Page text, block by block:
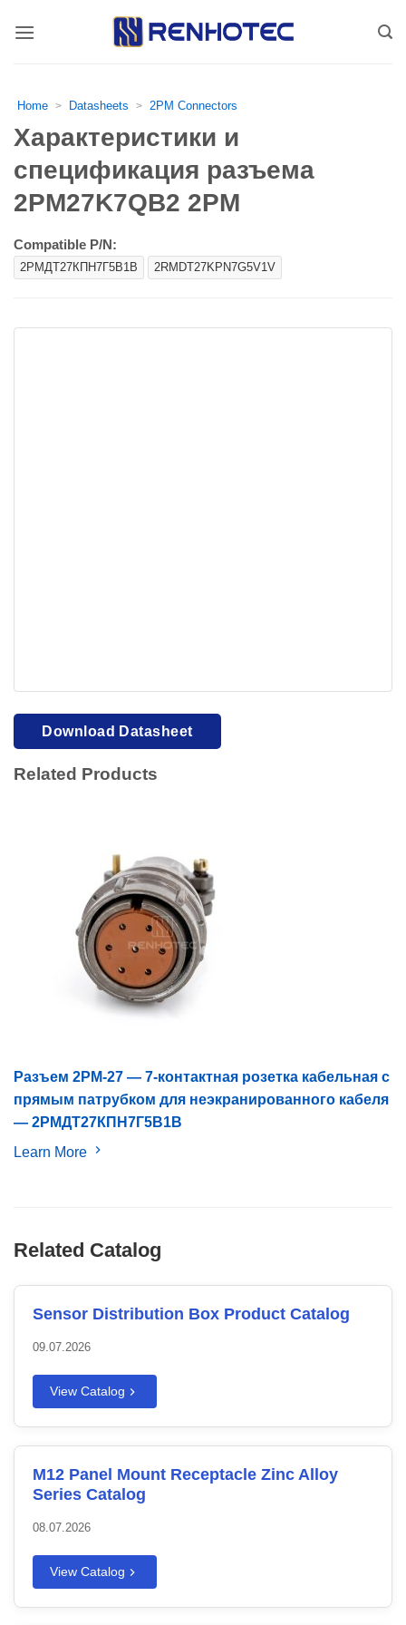
Home > Datasheets > 2PM Connectors
Характеристики и
спецификация разъема
2PM27K7QB2 2PM
Compatible P/N:
2РМДТ27КПН7Г5В1В 2RMDT27KPN7G5V1V
view.Download PDF
Download Datasheet
Related Products
Разъем 2PM-27 — 7-контактная розетка кабельная с
прямым патрубком для неэкранированного кабеля
— 2РМДТ27КПН7Г5В1В
Learn More
Related Catalog
Sensor Distribution Box Product Catalog
09.07.2026
View Catalog
M12 Panel Mount Receptacle Zinc Alloy
Series Catalog
08.07.2026
View Catalog